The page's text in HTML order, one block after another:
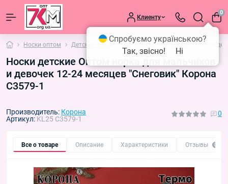
Клиенту
0
Носки оптом Детские носки Детские тёплые носки Носки
Носки детские Оптом норка для мальчиков
и девочек 12-24 месяцев "Снеговик" Корона
C3579-1
Производитель: Корона
Артикул: KL25 C3579-1
0
Все о товаре Описание Характеристики Отзывы 0
Спробуємо українською?
Так, звісно!
Ні